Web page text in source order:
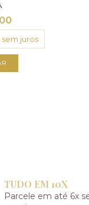
sem juros
TUDO EM 10X
Parcele em até 6x